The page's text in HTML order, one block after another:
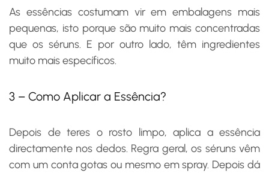
As essências costumam vir em embalagens mais
pequenas, isto porque são muito mais concentradas
que os séruns. E por outro lado, têm ingredientes
muito mais específicos.
3 – Como Aplicar a Essência?
Depois de teres o rosto limpo, aplica a essência
directamente nos dedos. Regra geral, os séruns vêm
com um conta gotas ou mesmo em spray. Depois dá